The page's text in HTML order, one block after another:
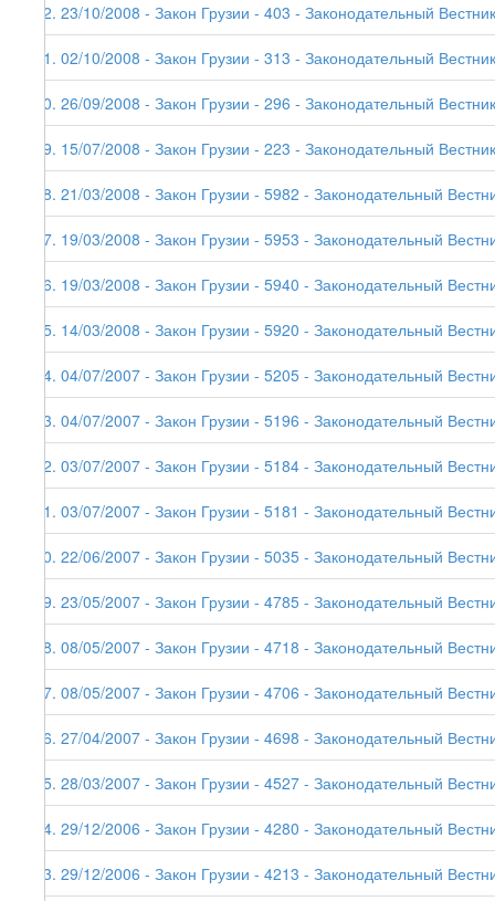
72. 23/10/2008 - Закон Грузии - 403 - Законодательный
71. 02/10/2008 - Закон Грузии - 313 - Законодательный
70. 26/09/2008 - Закон Грузии - 296 - Законодательный
69. 15/07/2008 - Закон Грузии - 223 - Законодательный
68. 21/03/2008 - Закон Грузии - 5982 - Законодательный
67. 19/03/2008 - Закон Грузии - 5953 - Законодательный
66. 19/03/2008 - Закон Грузии - 5940 - Законодательный
65. 14/03/2008 - Закон Грузии - 5920 - Законодательный
64. 04/07/2007 - Закон Грузии - 5205 - Законодательный
63. 04/07/2007 - Закон Грузии - 5196 - Законодательный
62. 03/07/2007 - Закон Грузии - 5184 - Законодательный
61. 03/07/2007 - Закон Грузии - 5181 - Законодательный
60. 22/06/2007 - Закон Грузии - 5035 - Законодательный
59. 23/05/2007 - Закон Грузии - 4785 - Законодательный
58. 08/05/2007 - Закон Грузии - 4718 - Законодательный
57. 08/05/2007 - Закон Грузии - 4706 - Законодательный
56. 27/04/2007 - Закон Грузии - 4698 - Законодательный
55. 28/03/2007 - Закон Грузии - 4527 - Законодательный
54. 29/12/2006 - Закон Грузии - 4280 - Законодательный
53. 29/12/2006 - Закон Грузии - 4213 - Законодательный